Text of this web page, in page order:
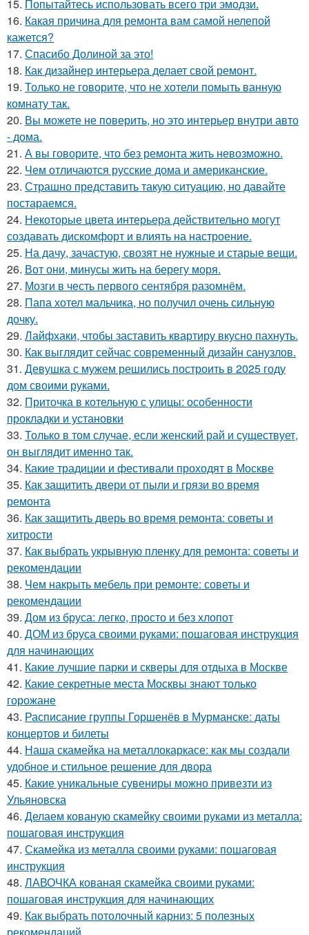
15. Попытайтесь использовать всего три эмодзи.
16. Какая причина для ремонта вам самой нелепой
кажется?
17. Спасибо Долиной за это!
18. Как дизайнер интерьера делает свой ремонт.
19. Только не говорите, что не хотели помыть ванную
комнату так.
20. Вы можете не поверить, но это интерьер внутри авто
- дома.
21. А вы говорите, что без ремонта жить невозможно.
22. Чем отличаются русские дома и американские.
23. Страшно представить такую ситуацию, но давайте
постараемся.
24. Некоторые цвета интерьера действительно могут
создавать дискомфорт и влиять на настроение.
25. На дачу, зачастую, свозят не нужные и старые вещи.
26. Вот они, минусы жить на берегу моря.
27. Мозги в честь первого сентября разомнём.
28. Папа хотел мальчика, но получил очень сильную
дочку.
29. Лайфхаки, чтобы заставить квартиру вкусно пахнуть.
30. Как выглядит сейчас современный дизайн санузлов.
31. Девушка с мужем решились построить в 2025 году
дом своими руками.
32. Приточка в котельную с улицы: особенности
прокладки и установки
33. Только в том случае, если женский рай и существует,
он выглядит именно так.
34. Какие традиции и фестивали проходят в Москве
35. Как защитить двери от пыли и грязи во время
ремонта
36. Как защитить дверь во время ремонта: советы и
хитрости
37. Как выбрать укрывную пленку для ремонта: советы и
рекомендации
38. Чем накрыть мебель при ремонте: советы и
рекомендации
39. Дом из бруса: легко, просто и без хлопот
40. ДОМ из бруса своими руками: пошаговая инструкция
для начинающих
41. Какие лучшие парки и скверы для отдыха в Москве
42. Какие секретные места Москвы знают только
горожане
43. Расписание группы Горшенёв в Мурманске: даты
концертов и билеты
44. Наша скамейка на металлокаркасе: как мы создали
удобное и стильное решение для двора
45. Какие уникальные сувениры можно привезти из
Ульяновска
46. Делаем кованую скамейку своими руками из металла:
пошаговая инструкция
47. Скамейка из металла своими руками: пошаговая
инструкция
48. ЛАВОЧКА кованая скамейка своими руками:
пошаговая инструкция для начинающих
49. Как выбрать потолочный карниз: 5 полезных